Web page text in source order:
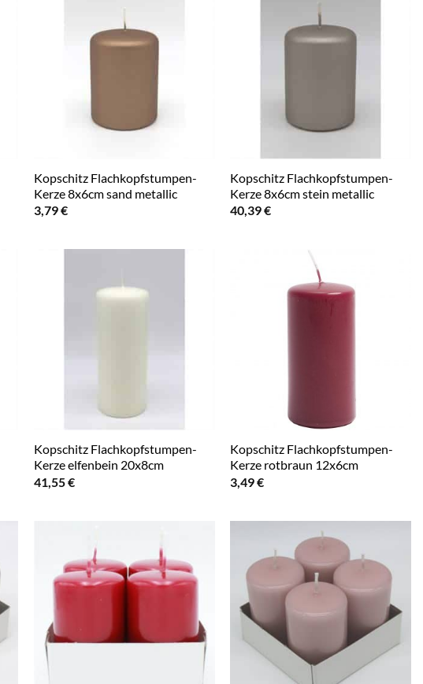
Kopschitz Flachkopfstumpen-
Kerze 8x6cm sand metallic
3,79€
Kopschitz Flachkopfstumpen-
Kerze 8x6cm stein metallic
40,39€
Kopschitz Flachkopfstumpen-
Kerze elfenbein 20x8cm
41,55€
Kopschitz Flachkopfstumpen-
Kerze rotbraun 12x6cm
3,49€